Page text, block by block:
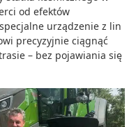
od efektów
urządzenie z lin
precyzyjnie ciągnąć
– bez pojawiania się